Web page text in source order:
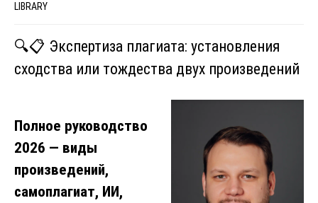
LIBRARY
🔍📋 Экспертиза плагиата: установления
сходства или тождества двух произведений
Полное руководство
2026 — виды
произведений,
самоплагиат, ИИ,